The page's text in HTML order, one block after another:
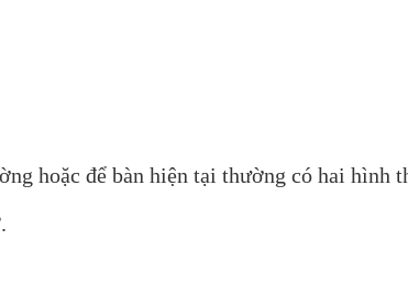
hoặc để bàn hiện tại thường có hai hình
.